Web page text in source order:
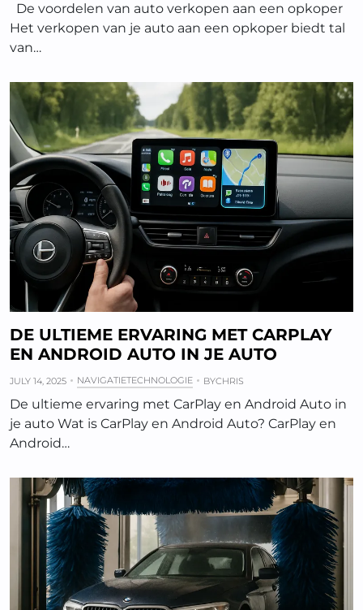
De voordelen van auto verkopen aan een opkoper
Het verkopen van je auto aan een opkoper biedt tal
van…
DE ULTIEME ERVARING MET CARPLAY
EN ANDROID AUTO IN JE AUTO
JULY 14, 2025 NAVIGATIETECHNOLOGIE BYCHRIS
De ultieme ervaring met CarPlay en Android Auto in
je auto Wat is CarPlay en Android Auto? CarPlay en
Android…